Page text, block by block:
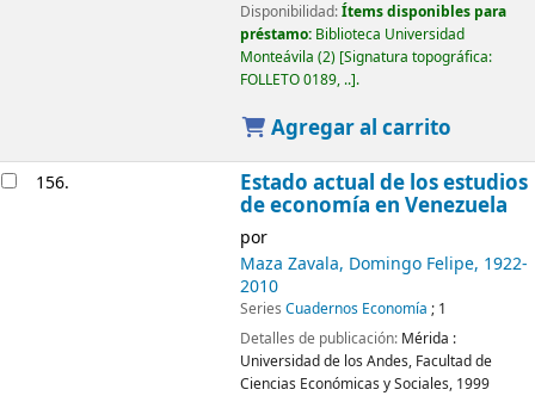
Disponibilidad:Ítems disponibles para
préstamo: Biblioteca Universidad
Monteávila (2) Signatura topográfica:
FOLLETO 0189, .. .
Agregar al carrito
156. Estado actual de los estudios
de economía en Venezuela
por
Maza Zavala, Domingo Felipe, 1922-
2010
Series Cuadernos Economía ; 1
Detalles de publicación: Mérida :
Universidad de los Andes, Facultad de
Ciencias Económicas y Sociales, 1999